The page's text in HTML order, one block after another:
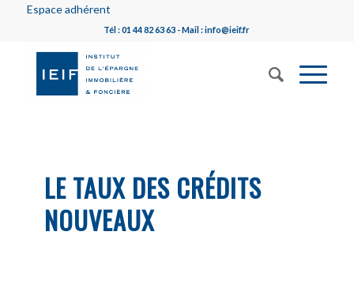
Espace adhérent
Tél : 01 44 82 63 63 - Mail : info@ieif.fr
LE TAUX DES CRÉDITS
NOUVEAUX